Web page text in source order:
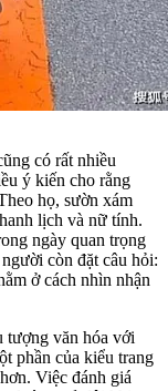
có rất nhiều
ý kiến cho rằng
họ, sườn xám
lịch và nữ tính.
ngày quan trọng
còn đặt câu hỏi:
ở cách nhìn nhận
tượng văn hóa với
phần của kiểu trang
Việc đánh giá